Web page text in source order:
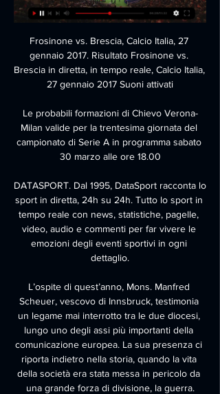
Frosinone vs. Brescia, Calcio Italia, 27
gennaio 2017. Risultato Frosinone vs.
Brescia in diretta, in tempo reale, Calcio Italia,
27 gennaio 2017 Suoni attivati
Le probabili formazioni di Chievo Verona-
Milan valide per la trentesima giornata del
campionato di Serie A in programma sabato
30 marzo alle ore 18.00
DATASPORT. Dal 1995, DataSport racconta lo
sport in diretta, 24h su 24h. Tutto lo sport in
tempo reale con news, statistiche, pagelle,
video, audio e commenti per far vivere le
emozioni degli eventi sportivi in ogni
dettaglio.
L’ospite di quest’anno, Mons. Manfred
Scheuer, vescovo di Innsbruck, testimonia
un legame mai interrotto tra le due diocesi,
lungo uno degli assi più importanti della
comunicazione europea. La sua presenza ci
riporta indietro nella storia, quando la vita
della società era stata messa in pericolo da
una grande forza di divisione, la guerra.